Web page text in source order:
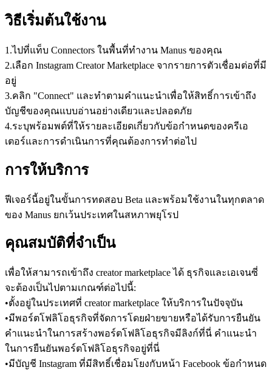
วิธีเริ่มต้นใช้งาน
1 .ไปที่แท็บ Connectors ในพื้นที่ทำงาน Manus ของคุณ
2.เลือก Instagram Creator Marketplace จากรายการตัวเชื่อมต่อที่มี
อยู่
3.คลิก "Connect" และทำตามคำแนะนำเพื่อให้สิทธิ์การเข้าถึง
บัญชีของคุณแบบอ่านอย่างเดียวและปลอดภัย
4.ระบุพร้อมพต์ที่ให้รายละเอียดเกี่ยวกับข้อกำหนดของครีเอ
เตอร์และการดำเนินการที่คุณต้องการทำต่อไป
การให้บริการ
ฟีเจอร์นี้อยู่ในขั้นการทดสอบ Beta และพร้อมใช้งานในทุกตลาด
ของ Manus ยกเว้นประเทศในสหภาพยุโรป
คุณสมบัติที่จำเป็น
เพื่อให้สามารถเข้าถึง creator marketplace ได้ ธุรกิจและเอเจนซี่
จะต้องเป็นไปตามเกณฑ์ต่อไปนี้:
•ตั้งอยู่ในประเทศที่ creator marketplace ให้บริการในปัจจุบัน
•มีพอร์ตโฟลิโอธุรกิจที่จัดการโดยฝ่ายขายหรือได้รับการยืนยัน
คำแนะนำในการสร้างพอร์ตโฟลิโอธุรกิจมีลิงก์ที่นี่ คำแนะนำ
ในการยืนยันพอร์ตโฟลิโอธุรกิจอยู่ที่นี่
•มีบัญชี Instagram ที่มีสิทธิ์เชื่อมโยงกับหน้า Facebook ข้อกำหนด